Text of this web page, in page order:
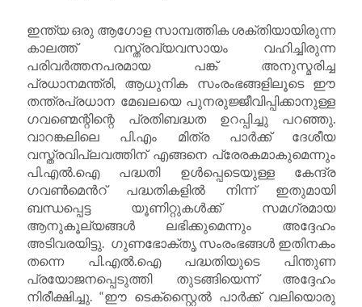
ഇന്ത്യ ഒരു ആഗോള സാമ്പത്തിക ശക്തിയായിരുന്ന
കാലത്ത് വസ്ത്രവ്യവസായം വഹിച്ചിരുന്ന
പരിവർത്തനപരമായ പങ്ക് അനുസ്മരിച്ച
പ്രധാനമന്ത്രി, ആധുനിക സംരംഭങ്ങളിലൂടെ ഈ
തന്ത്രപ്രധാന മേഖലയെ പുനരുജ്ജീവിപ്പിക്കാനുള്ള
ഗവണ്മെന്റിന്റെ പ്രതിബദ്ധത ഉറപ്പിച്ചു പറഞ്ഞു.
വാറങ്കലിലെ പി.എം മിത്ര പാർക്ക് ദേശീയ
വസ്ത്രവിപ്ലവത്തിന് എങ്ങനെ പ്രേരകമാകുമെന്നും
പി.എൽ.ഐ പദ്ധതി ഉൾപ്പെടെയുള്ള കേന്ദ്ര
ഗവൺമെൻറ് പദ്ധതികളിൽ നിന്ന് ഇതുമായി
ബന്ധപ്പെട്ട യൂണിറ്റുകൾക്ക് സമഗ്രമായ
ആനുകൂല്യങ്ങൾ ലഭിക്കുമെന്നും അദ്ദേഹം
അടിവരയിട്ടു. ഗുണഭോക്തൃ സംരംഭങ്ങൾ ഇതിനകം
തന്നെ പി.എൽ.ഐ പദ്ധതിയുടെ പിന്തുണ
പ്രയോജനപ്പെടുത്തി തുടങ്ങിയെന്ന് അദ്ദേഹം
നിരീക്ഷിച്ചു. “ഈ ടെക്സ്റ്റൈൽ പാർക്ക് വലിയൊരു